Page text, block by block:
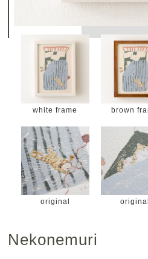
white frame brown
original original
Nekonemuri